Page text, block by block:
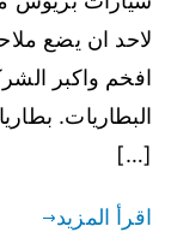
لاحد ان يضع
افخم واكبر
البطاريات.
[…]
اقرأ المزيد